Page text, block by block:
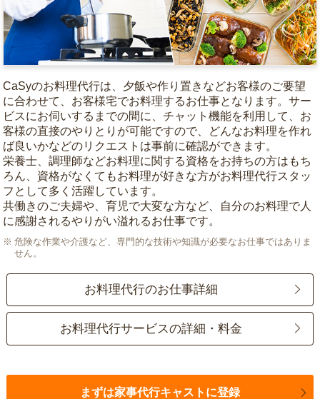
CaSyのお料理代行は、夕飯や作り置きなどお客様のご要望
に合わせて、お客様宅でお料理するお仕事となります。サー
ビスにお伺いするまでの間に、チャット機能を利用して、お
客様の直接のやりとりが可能ですので、どんなお料理を作れ
ば良いかなどのリクエストは事前に確認ができます。
栄養士、調理師などお料理に関する資格をお持ちの方はもち
ろん、資格がなくてもお料理が好きな方がお料理代行スタッ
フとして多く活躍しています。
共働きのご夫婦や、育児で大変な方など、自分のお料理で人
に感謝されるやりがい溢れるお仕事です。
危険な作業や介護など、専門的な技術や知識が必要なお仕事ではありま
せん。
お料理代行のお仕事詳細
お料理代行サービスの詳細・料金
まずは家事代行キャストに登録